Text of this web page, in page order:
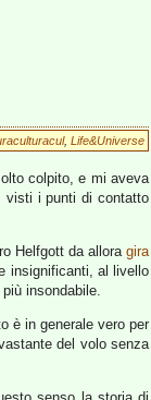
, Life&Universe
colpito, e mi aveva
visti i punti di contatto
Helfgott da alloragira
insignificanti, al livello
insondabile.
è in generale vero per
del volo senza